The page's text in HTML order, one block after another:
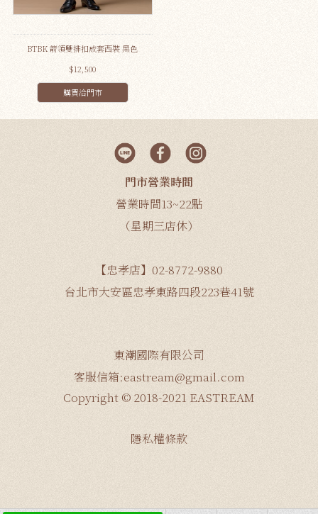
BTBK 箭領雙排扣成套西裝 黑色
$12,500
購買洽門市
門市營業時間
營業時間13~22點
（星期三店休）
【忠孝店】02-8772-9880
台北市大安區忠孝東路四段223巷41號
東潮國際有限公司
客服信箱:eastream@gmail.com
Copyright © 2018-2021 EASTREAM
隱私權條款